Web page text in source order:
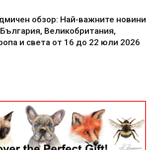
обзор: Най-важните новини
Великобритания,
и света от 16 до 22 юли 2026